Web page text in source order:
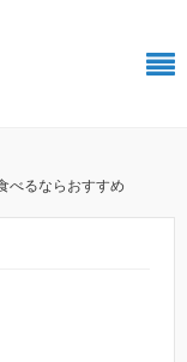
べるならおすすめ